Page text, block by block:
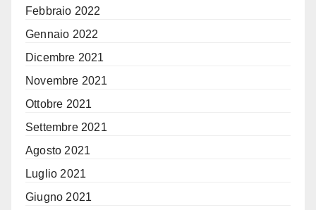
Febbraio 2022
Gennaio 2022
Dicembre 2021
Novembre 2021
Ottobre 2021
Settembre 2021
Agosto 2021
Luglio 2021
Giugno 2021